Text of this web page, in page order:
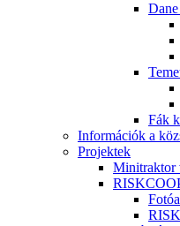
Fák
Információk a
Projektek
Minitraktor